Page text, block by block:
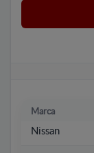
Marca
Nissan